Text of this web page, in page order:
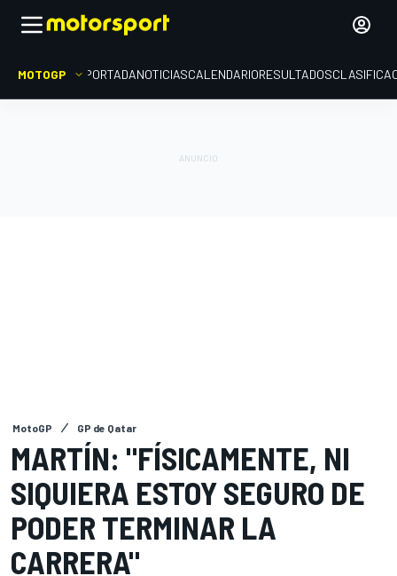
MOTOGP PORTADANOTICIASCALENDARIORESULTADOS
MotoGP GP de Qatar
MARTÍN: "FÍSICAMENTE, NI
SIQUIERA ESTOY SEGURO DE
PODER TERMINAR LA
CARRERA"